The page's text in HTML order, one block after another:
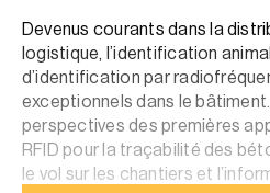
Devenus courants dans la
logistique, l’identification
d’identification par
exceptionnels dans le
perspectives des premières
RFID pour la traçabilité des
le vol sur les chantiers et